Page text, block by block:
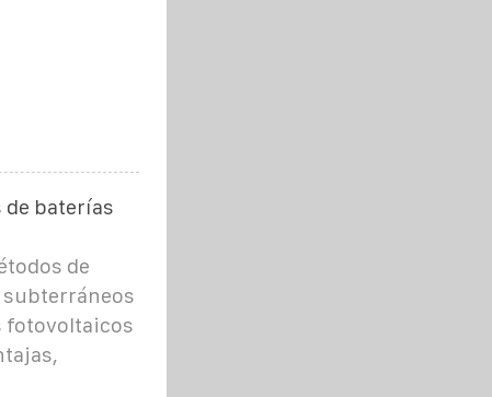
de baterías
de
fotovoltaicos